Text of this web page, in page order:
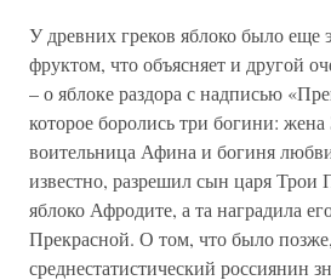
У древних греков яблоко было еще
фруктом, что объясняет и другой
– о яблоке раздора с надписью
которое боролись три богини: жена
воительница Афина и богиня
известно, разрешил сын царя Трои
яблоко Афродите, а та наградила
Прекрасной. О том, что было позже,
среднестатистический россиянин